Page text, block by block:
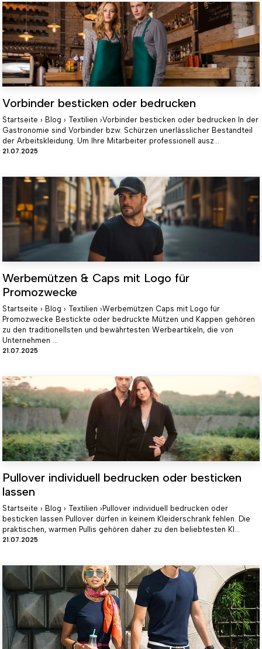
Vorbinder besticken oder bedrucken
Startseite › Blog › Textilien ›Vorbinder besticken oder bedrucken In der
Gastronomie sind Vorbinder bzw. Schürzen unerlässlicher Bestandteil
der Arbeitskleidung. Um Ihre Mitarbeiter professionell ausz...
21.07.2025
Werbemützen & Caps mit Logo für
Promozwecke
Startseite › Blog › Textilien ›Werbemützen Caps mit Logo für
Promozwecke Bestickte oder bedruckte Mützen und Kappen gehören
zu den traditionellsten und bewährtesten Werbeartikeln, die von
Unternehmen ...
21.07.2025
Pullover individuell bedrucken oder besticken
lassen
Startseite › Blog › Textilien ›Pullover individuell bedrucken oder
besticken lassen Pullover dürfen in keinem Kleiderschrank fehlen. Die
praktischen, warmen Pullis gehören daher zu den beliebtesten Kl...
21.07.2025